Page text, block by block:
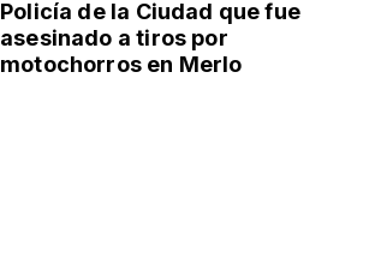
Policía de la Ciudad que fue
asesinado a tiros por
motochorros en Merlo